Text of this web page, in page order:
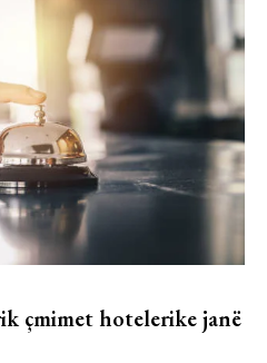
çmimet hotelerike janë